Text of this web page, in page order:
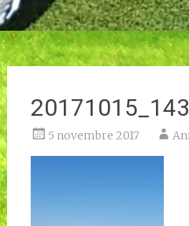
5 novembre 2017